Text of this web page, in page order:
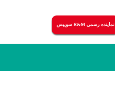
نماینده رسمی R&M سوییس